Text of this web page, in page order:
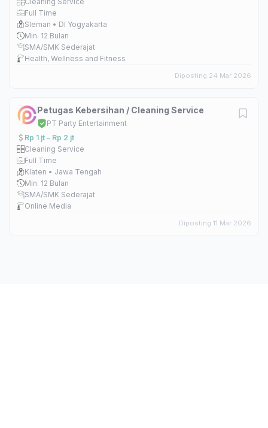
Full Time
Sleman • DI Yogyakarta
Min. 12 Bulan
SMA/SMK Sederajat
Health, Wellness and Fitness
Diposting 24 Mar 2026
Petugas Kebersihan / Cleaning Service
PT Party Entertainment
Rp 1 jt – Rp 2 jt
Cleaning Service
Full Time
Klaten • Jawa Tengah
Min. 12 Bulan
SMA/SMK Sederajat
Online Media
Diposting 11 Mar 2026